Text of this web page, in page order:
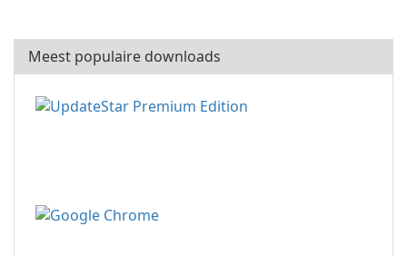
Meest populaire downloads